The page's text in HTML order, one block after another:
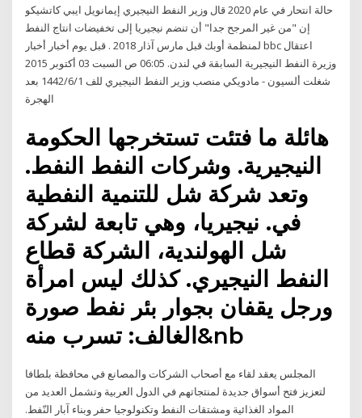
حالة انتحار في عام 2020 قال وزير النفط النيجيري إيمانويل ايبي كاتشيكو
إن "من غير المرجح جدا" أن تنضم نيجيريا إلى تخفيضات انتاج النفط
لمنظمة أوبك قبل مارس آذار 2018 . قبل يوم أخبار أخبار bbc اعتقال
وزيرة النفط النيجيرية السابقة في لندن. 06:05 ص السبت 03 أكتوبر 2015
شغلت ألسيون - مادويكي منصب وزير النفط النيجيري للف 1‏‏/6‏‏/1442 بعد
الهجرة
هائلة ما فتئت تستخرجها الحكومة
النيجيرية. وشركات النفط النفط.
وتعد شركة شل للتنمية النفطية
في. نيجيريا، وهي تابعة لشركة
شل الهولندية، الشركة قطاع
النفط النيجيري. كذلك ليس امرأة
ورجل يقفان بجوار بئر نفط صورة
الغالف: تسرب منه&nb
المجلس يعقد لقاء مع أصحاب الشركات والمصانع في محافظة بلطافا
لتعزيز فتح أسواق جديدة لمنتجاتهم في الدول العربية وتشمل العديد من
المواد الغذائية ومشتقات النفط وتكنولوجيا حفر وبناء آبار النّفط.